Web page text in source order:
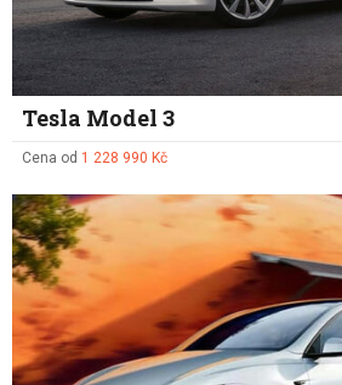
Tesla Model 3
Cena od 1 228 990 Kč